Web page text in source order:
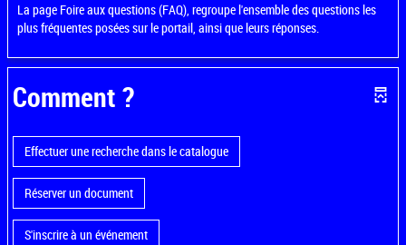
La page Foire aux questions (FAQ), regroupe l'ensemble des questions les
plus fréquentes posées sur le portail, ainsi que leurs réponses.
Comment ?
Effectuer une recherche dans le catalogue
Réserver un document
S'inscrire à un événement